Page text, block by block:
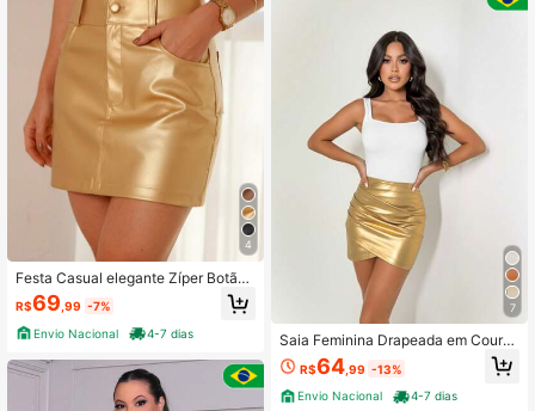
4
Festa Casual elegante Zíper Botão
R$69 ,99 -7%
Envio Nacional
4-7 dias
7
Saia Feminina Drapeada em Couro
Sintético – Metalizada, Elegante e
Sexy
R$64,99 -13%
Envio Nacional
4-7 dias